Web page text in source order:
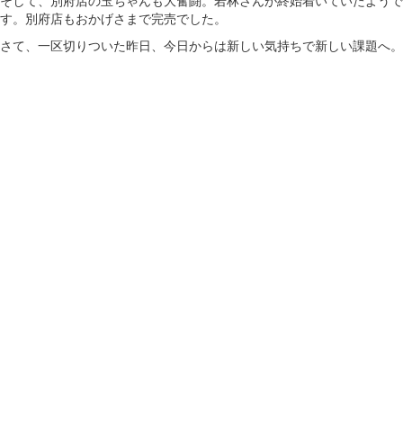
す。別府店もおかげさまで完売でした。
さて、一区切りついた昨日、今日からは新しい気持ちで新しい課題へ。